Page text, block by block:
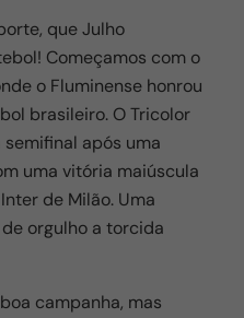
ar
e
que Julho
Começamos com o
o Fluminense honrou
brasileiro. O Tricolor
após uma
uma vitória maiúscula
de Milão. Uma
orgulho a torcida
campanha, mas